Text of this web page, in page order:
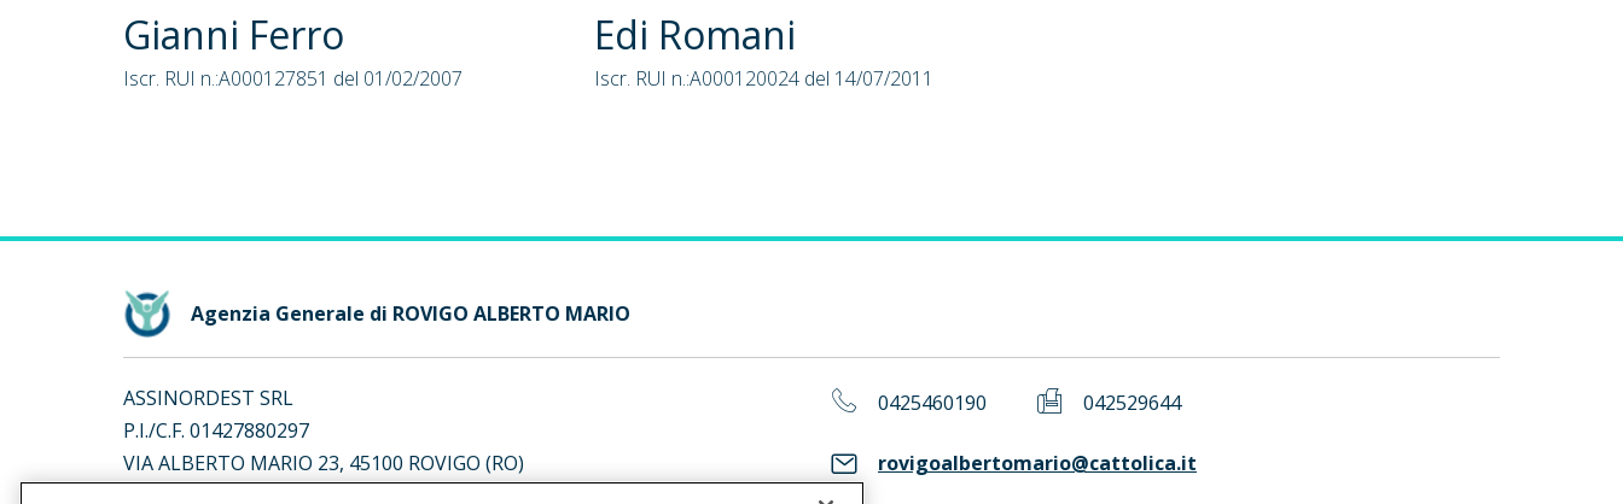
Gianni Ferro
Iscr. RUI n.:A000127851 del 01/02/2007
Edi Romani
Iscr. RUI n.:A000120024 del 14/07/2011
Agenzia Generale di ROVIGO ALBERTO MARIO
ASSINORDEST SRL
P.I./C.F. 01427880297
VIA ALBERTO MARIO 23, 45100 ROVIGO (RO)
0425460190 042529644
rovigoalbertomario@cattolica.it